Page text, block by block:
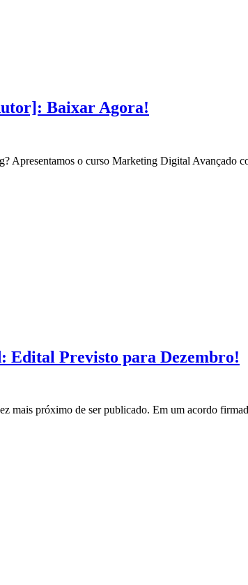
Baixar Agora!
Apresentamos o curso Marketing Digital Avançado
Edital Previsto para Dezembro!
mais próximo de ser publicado. Em um acordo